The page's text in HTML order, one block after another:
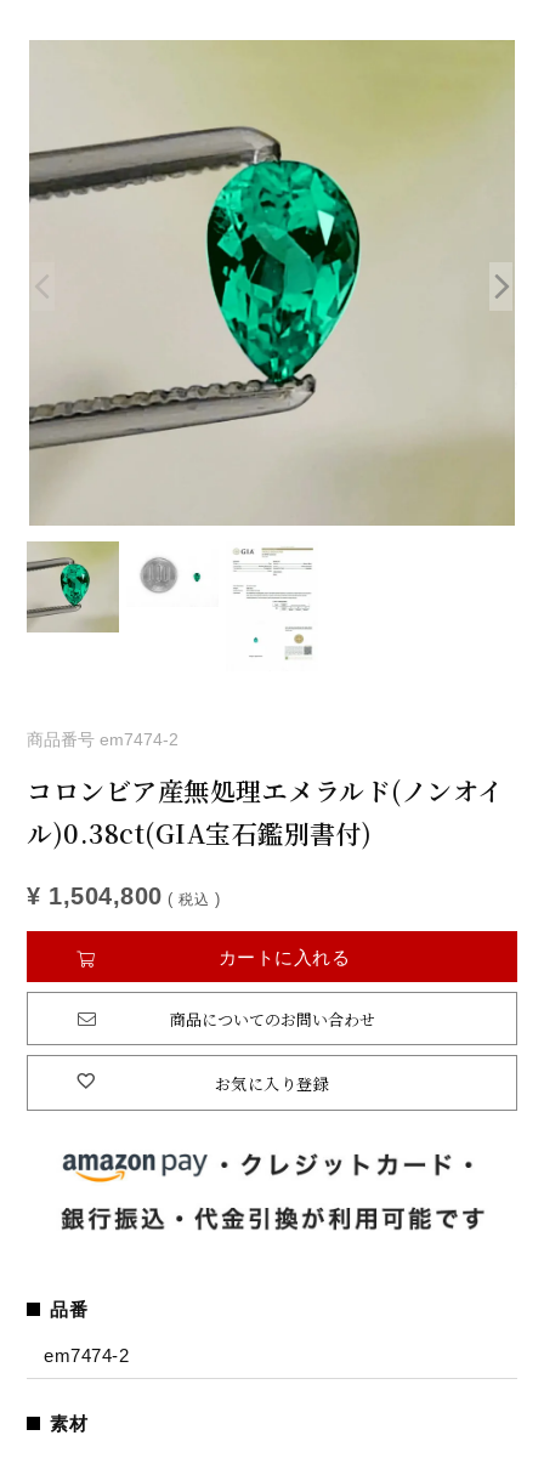
商品番号 em7474-2
コロンビア産無処理エメラルド(ノンオイ
ル)0.38ct(GIA宝石鑑別書付)
¥ 1,504,800 税込
お気に入り登録
カートに入れる
商品についてのお問い合わせ
品番
em7474-2
素材